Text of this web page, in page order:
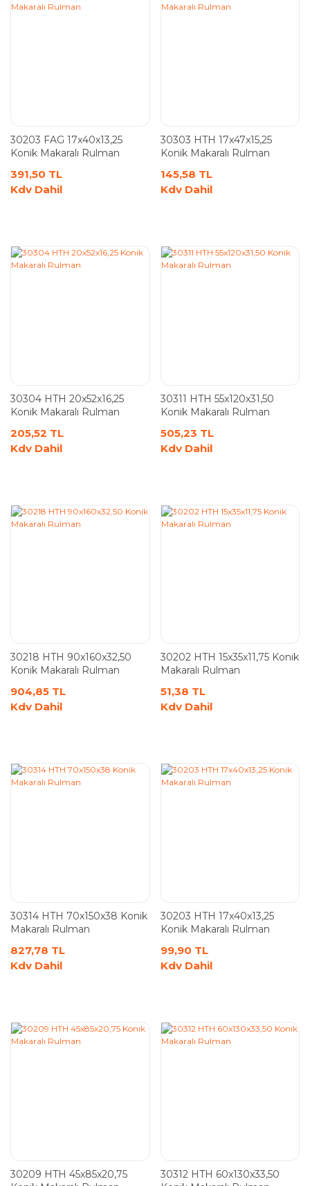
30203 FAG 17x40x13,25
Konik Makaralı Rulman
391,50 TL
Kdv Dahil
30303 HTH 17x47x15,25
Konik Makaralı Rulman
145,58 TL
Kdv Dahil
30304 HTH 20x52x16,25
Konik Makaralı Rulman
205,52 TL
Kdv Dahil
30311 HTH 55x120x31,50
Konik Makaralı Rulman
505,23 TL
Kdv Dahil
30218 HTH 90x160x32,50
Konik Makaralı Rulman
904,85 TL
Kdv Dahil
30202 HTH 15x35x11,75 Konik
Makaralı Rulman
51,38 TL
Kdv Dahil
30314 HTH 70x150x38 Konik
Makaralı Rulman
827,78 TL
Kdv Dahil
30203 HTH 17x40x13,25
Konik Makaralı Rulman
99,90 TL
Kdv Dahil
30209 HTH 45x85x20,75
30312 HTH 60x130x33,50